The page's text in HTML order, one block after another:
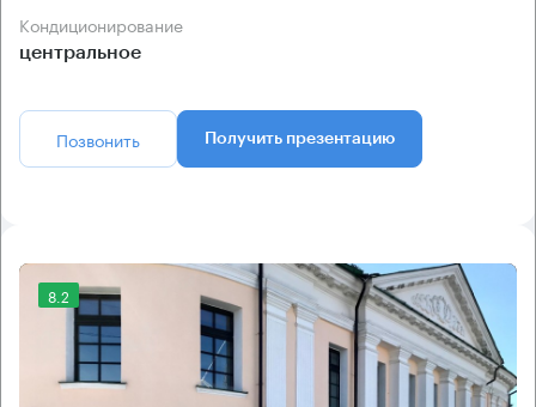
Кондиционирование
центральное
Позвонить Получить презентацию
8.2